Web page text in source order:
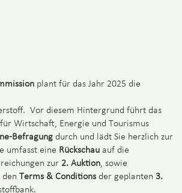
plant für das Jahr 2025 die
Vor diesem Hintergrund führt das
Wirtschaft, Energie und Tourismus
Befragung durch und lädt Sie herzlich zur
umfasst eine Rückschau auf die
zur 2. Auktion, sowie
den Terms & Conditions der geplanten 3.